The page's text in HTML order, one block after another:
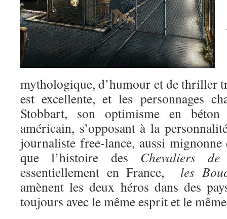
mythologique, d’humour et de thriller
est excellente, et les personnages
Stobbart, son optimisme en
américain, s’opposant à la
journaliste free-lance, aussi
que l’histoire des Chevaliers de
essentiellement en France,
les
amènent les deux héros dans des
toujours avec le même esprit et le